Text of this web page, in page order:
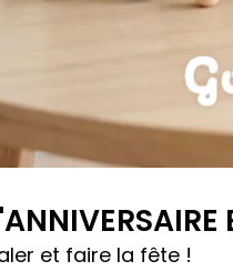
et faire la fête !